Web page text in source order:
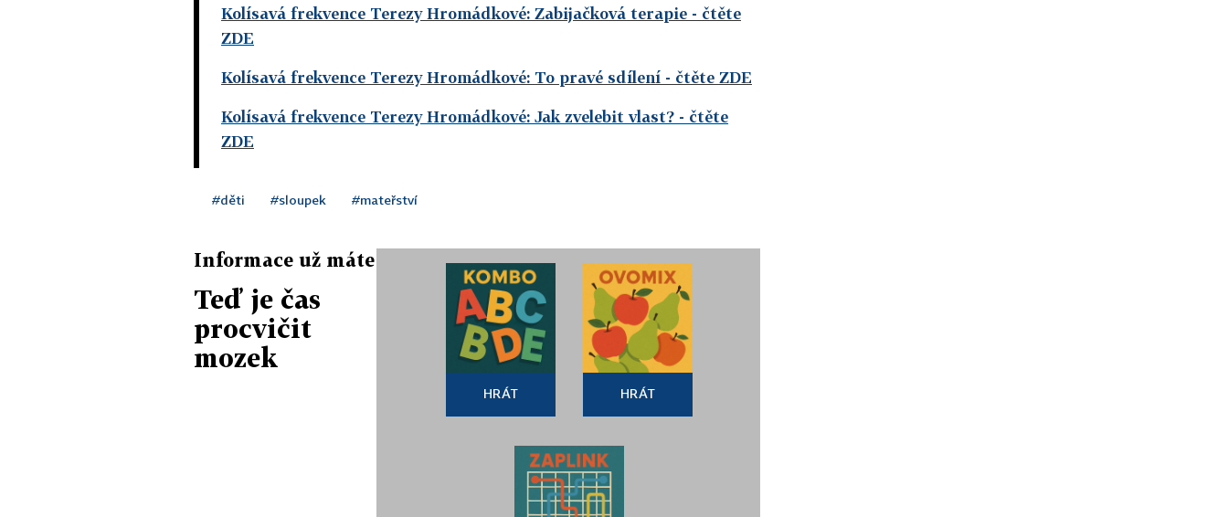
Kolísavá frekvence Terezy Hromádkové: Zabijačková terapie - čtěte
ZDE
Kolísavá frekvence Terezy Hromádkové: To pravé sdílení - čtěte ZDE
Kolísavá frekvence Terezy Hromádkové: Jak zvelebit vlast? - čtěte
ZDE
#děti #sloupek #mateřství
Informace už máte
Teď je čas
procvičit
mozek
HRÁT HRÁT